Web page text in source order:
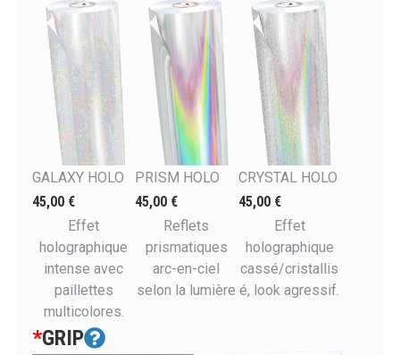
GALAXY HOLO
45,00 €
Effet
holographique
intense avec
paillettes
multicolores.
PRISM HOLO
45,00 €
Reflets
prismatiques
arc-en-ciel
selon la lumière
CRYSTAL HOLO
45,00 €
Effet
holographique
cassé/cristallis
é, look agressif.
*GRIP